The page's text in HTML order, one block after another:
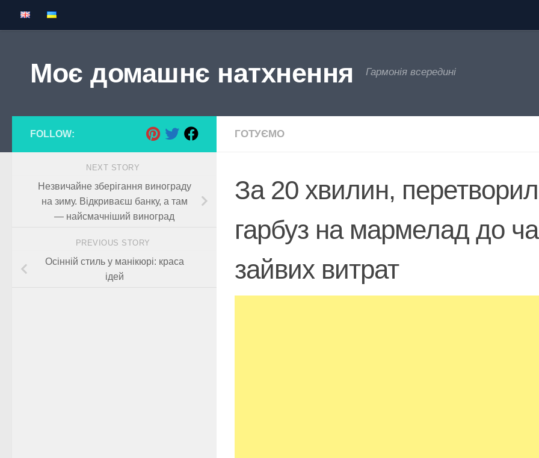
Skip to content
Моє домашнє натхнення Гармонія всередині
ГОТУЄМО
За 20 хвилин,
гарбуз на мармелад до
зайвих витрат
FOLLOW:
NEXT STORY
Незвичайне зберігання винограду
на зиму. Відкриваєш банку, а там
— найсмачніший виноград
PREVIOUS STORY
Осінній стиль у манікюрі: краса
ідей